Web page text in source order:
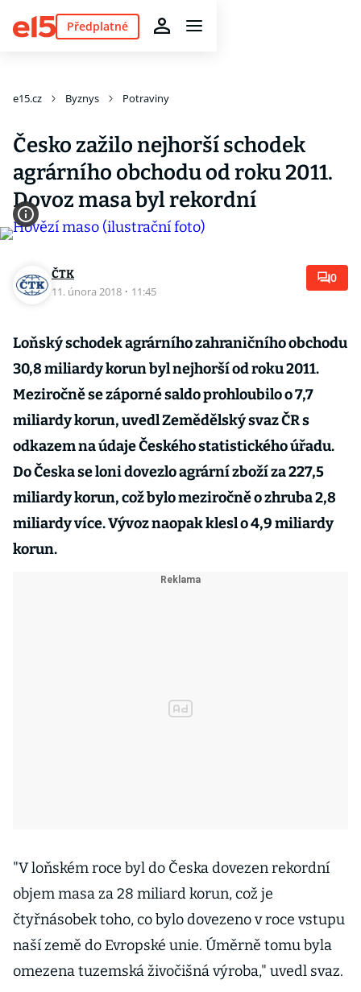
Předplatné
e15.cz Byznys Potraviny
Česko zažilo nejhorší schodek
agrárního obchodu od roku 2011.
Dovoz masa byl rekordní
ČTK
11. února 2018 · 11:45
0
Loňský schodek agrárního zahraničního obchodu
30,8 miliardy korun byl nejhorší od roku 2011.
Meziročně se záporné saldo prohloubilo o 7,7
miliardy korun, uvedl Zemědělský svaz ČR s
odkazem na údaje Českého statistického úřadu.
Do Česka se loni dovezlo agrární zboží za 227,5
miliardy korun, což bylo meziročně o zhruba 2,8
miliardy více. Vývoz naopak klesl o 4,9 miliardy
korun.
"V loňském roce byl do Česka dovezen rekordní
objem masa za 28 miliard korun, což je
čtyřnásobek toho, co bylo dovezeno v roce vstupu
naší země do Evropské unie. Úměrně tomu byla
omezena tuzemská živočišná výroba," uvedl svaz.